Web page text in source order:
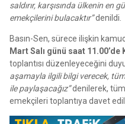
saldırır, karşısında ülkenin en
emekçilerini bulacaktır”denildi.
Basın-Sen, sürece ilişkin
Mart Salı günü saat
toplantısı düzenleyeceğini
aşamayla ilgili bilgi verecek,
ile paylaşacağız”denilerek, tüm
emekçileri toplantıya davet